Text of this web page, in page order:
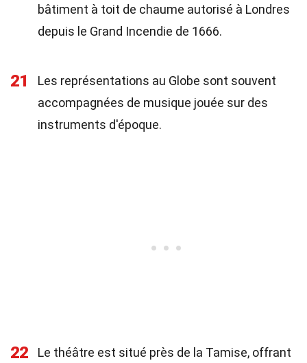
bâtiment à toit de chaume autorisé à Londres
depuis le Grand Incendie de 1666.
21
Les représentations au Globe sont souvent
accompagnées de musique jouée sur des
instruments d'époque.
22
Le théâtre est situé près de la Tamise, offrant